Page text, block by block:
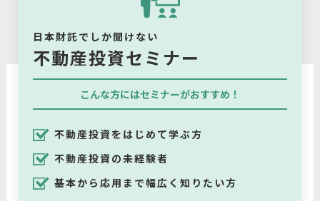
日本財託でしか聞けない
不動産投資セミナー
こんな方にはセミナーがおすすめ！
不動産投資をはじめて学ぶ方
不動産投資の未経験者
基本から応用まで幅広く知りたい方